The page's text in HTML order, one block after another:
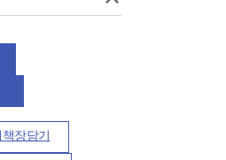
장담기